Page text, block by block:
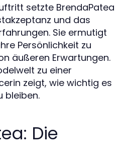
setzte BrendaPatea
und das
Sie ermutigt
Persönlichkeit zu
äußeren Erwartungen.
zu einer
zeigt, wie wichtig es
bleiben.
Die